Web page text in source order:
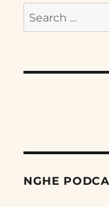
Search
for:
NGHE